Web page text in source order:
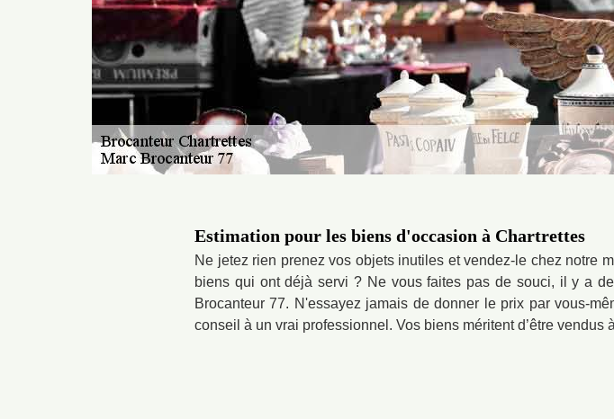
Estimation pour les biens d'occasion à Chartrettes
Ne jetez rien prenez vos objets inutiles et vendez-le chez notre
biens qui ont déjà servi ? Ne vous faites pas de souci, il y a
Brocanteur 77. N'essayez jamais de donner le prix par vous-
conseil à un vrai professionnel. Vos biens méritent d’être vendus